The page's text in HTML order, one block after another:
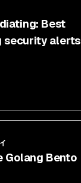
Best
security alerts
Golang Bento